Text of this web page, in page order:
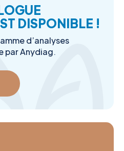
DISPONIBLE !
d’analyses
par Anydiag.